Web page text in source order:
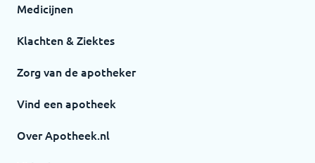
Medicijnen
Klachten & Ziektes
Zorg van de apotheker
Vind een apotheek
Over Apotheek.nl